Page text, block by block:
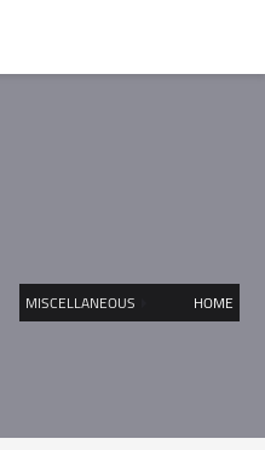
HOME
MISCELLANEOUS